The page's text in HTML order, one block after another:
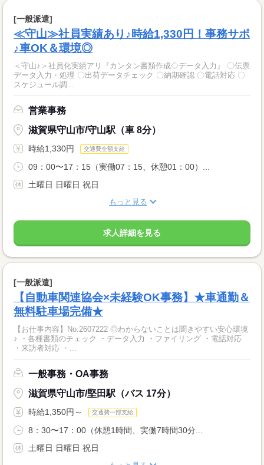
[一般派遣]
≪守山≫社員実績あり♪時給1,330円！事務サポ
♪車OK＆環境◎
＜守山♪＞社員化実績アリ『カンタン書類作成◇データ入力』 〇伝票
データ入力・処理 〇出荷データチェック 〇納期確認 〇電話対応 〇
スケジュール調...
営業事務
滋賀県守山市/守山駅（車 8分）
時給1,330円 交通費全額支給
09：00〜17：15（実働07：15、休憩01：00）...
土曜日 日曜日 祝日
もっと見る
求人詳細を見る
[一般派遣]
【自動車関連協会×未経験OK事務】★車通勤＆
無料駐車場完備★
【お仕事内容】No.2607222 ◎わからないことは聞きやすい安心環境
♪ ・各種書類のチェック ・データ入力 ・ファイリング ・電話対応
・来訪者対応 ・...
一般事務・OA事務
滋賀県守山市/堅田駅（バス 17分）
時給1,350円～ 交通費一部支給
8：30〜17：00（休憩1時間、実働7時間30分...
土曜日 日曜日 祝日